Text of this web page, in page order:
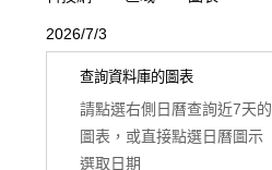
2026/7/3
查詢資料庫的圖表
請點選右側日曆查詢近7天的
圖表，或直接點選日曆圖示
選取日期